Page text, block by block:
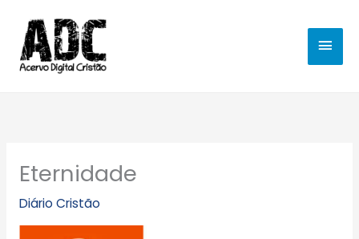
para
conteúdo
Eternidade
Diário Cristão